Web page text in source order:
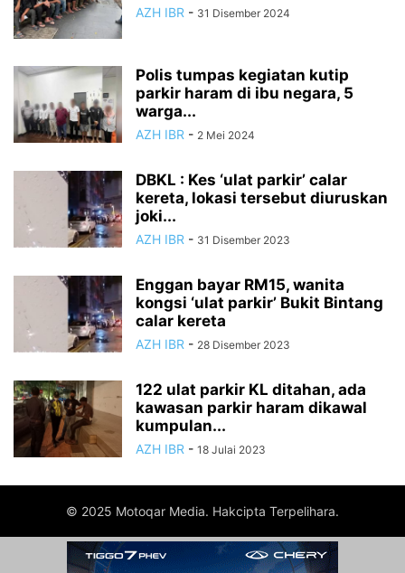
AZH IBR - 31 Disember 2024
Polis tumpas kegiatan kutip
parkir haram di ibu negara, 5
warga...
AZH IBR - 2 Mei 2024
DBKL : Kes ‘ulat parkir’ calar
kereta, lokasi tersebut diuruskan
joki...
AZH IBR - 31 Disember 2023
Enggan bayar RM15, wanita
kongsi ‘ulat parkir’ Bukit Bintang
calar kereta
AZH IBR - 28 Disember 2023
122 ulat parkir KL ditahan, ada
kawasan parkir haram dikawal
kumpulan...
AZH IBR - 18 Julai 2023
© 2025 Motoqar Media. Hakcipta Terpelihara.